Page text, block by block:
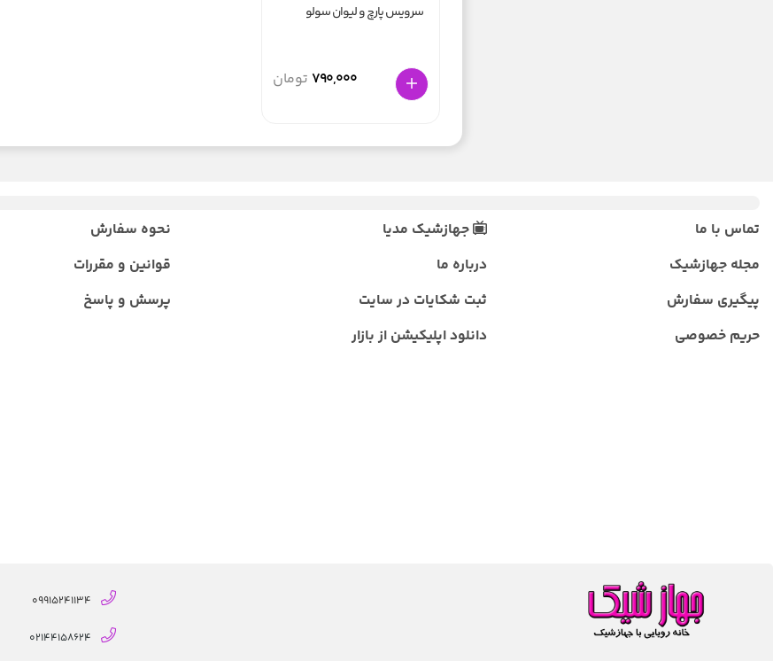
سرویس پارچ و لیوان سولو
790,000 تومان
تماس با ما جهازشیک مدیا
نحوه سفارش
مجله جهازشیک
درباره ما
قوانین و مقررات
پیگیری سفارش
ثبت شکایات در سایت
پرسش و پاسخ
حریم خصوصی
دانلود اپلیکیشن از بازار
09915241134
02144158624